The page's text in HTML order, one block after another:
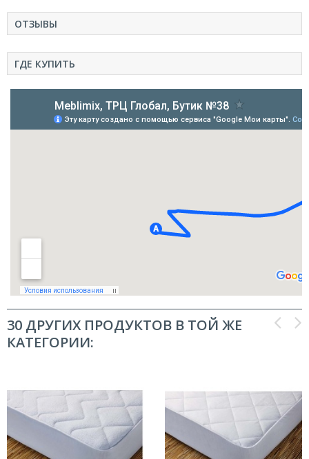
ОТЗЫВЫ
ГДЕ КУПИТЬ
30 ДРУГИХ ПРОДУКТОВ В ТОЙ ЖЕ
КАТЕГОРИИ: